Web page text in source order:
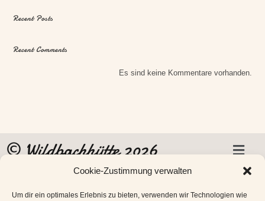
Cookie-Zustimmung verwalten
Um dir ein optimales Erlebnis zu bieten, verwenden wir Technologien wie
Recent Posts
Recent Comments
Es sind keine Kommentare vorhanden.
© Wildbachhütte2026